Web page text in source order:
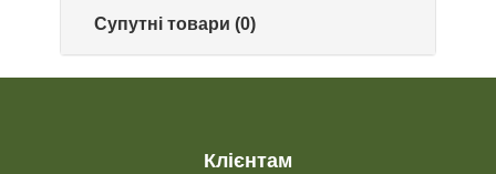
Супутні товари (0)
Клієнтам